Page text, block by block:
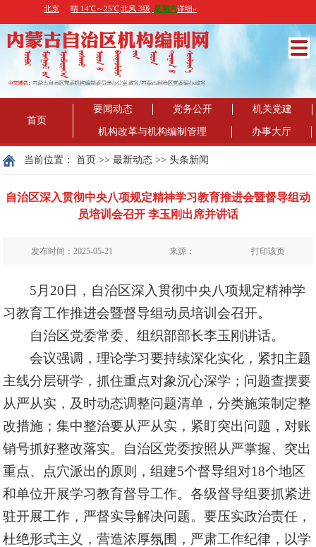
首页
要闻动态 党务公开 机关党建
机构改革与机构编制管理 办事大厅
当前位置：首页 >>最新动态 >>头条新闻
自治区深入贯彻中央八项规定精神学习教育推进会暨督导组动
员培训会召开 李玉刚出席并讲话
发布时间：2025-05-21 来源： 打印该页
5月20日，自治区深入贯彻中央八项规定精神学
习教育工作推进会暨督导组动员培训会召开。
自治区党委常委、组织部部长李玉刚讲话。
会议强调，理论学习要持续深化实化，紧扣主题
主线分层研学，抓住重点对象沉心深学；问题查摆要
从严从实，及时动态调整问题清单，分类施策制定整
改措施；集中整治要从严从实，紧盯突出问题，对账
销号抓好整改落实。自治区党委按照从严掌握、突出
重点、点穴派出的原则，组建5个督导组对18个地区
和单位开展学习教育督导工作。各级督导组要抓紧进
驻开展工作，严督实导解决问题。要压实政治责任，
杜绝形式主义，营造浓厚氛围，严肃工作纪律，以学